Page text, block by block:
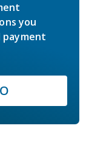
you
payment